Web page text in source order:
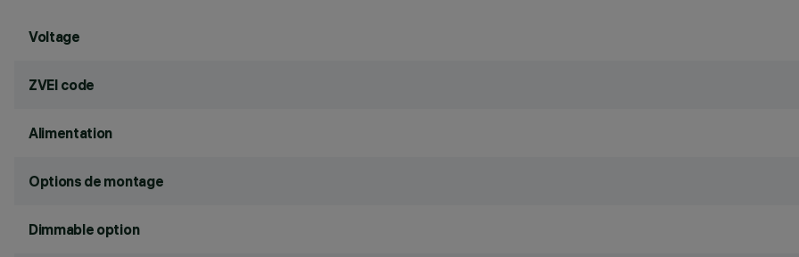
Voltage
ZVEI code
Alimentation
Options de montage
Dimmable option